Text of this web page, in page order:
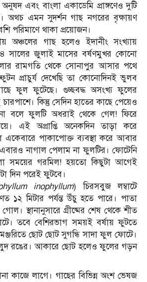
এবং বাংলা একাডেমি প্রাঙ্গণেও দুটি
অথচ এমন সুদর্শন গাছ নগরের বৃক্ষায়ণ
পরিমাণে থাকা প্রয়োজন।
অঞ্চলের গাছ হলেও ইদানীং সংখ্যায়
সালের জুলাই মাসের বর্ষণমুখর কোনো
রামগতি থেকে সোনাপুর আসার পথে
প্রাচুর্য দেখেছি তা কোনোদিনই ভুলব
ফুল ফুটেছে। গুচ্ছবদ্ধ অসংখ্য ফুলের
কিন্তু সেদিন হাতের কাছে পেয়েও
না বলে ফুলটি অধরাই থেকে গেল! ফিরে
এই অপ্রাপ্তি অনেকদিন তাড়া করে
একেবারে পাকাপোক্ত ব্যবস্থা করে আবার
নাগাল পেলাম না ফুলটির। ফোটেনি
সময়ের গরমিল! হয়তো কিছুটা আগেই
দিন পরেই ফুটবে।
inophyllum) চিরসবুজ লম্বাটে
১২ মিটার পর্যন্ত উঁচু হতে পারে। পাতা
স্থানানুসারে গ্রীষ্মের শেষ থেকে শীত
তবে বেশিরভাগ সময়ই বর্ষায় ফুটতে
ছোট ছোট সুগন্ধি সাদা ফুল ফোটে।
রঙের। আকারে ছোট হলেও ফুলের গড়ন
কাজে লাগে। গাছের বিভিন্ন অংশ ভেষজ